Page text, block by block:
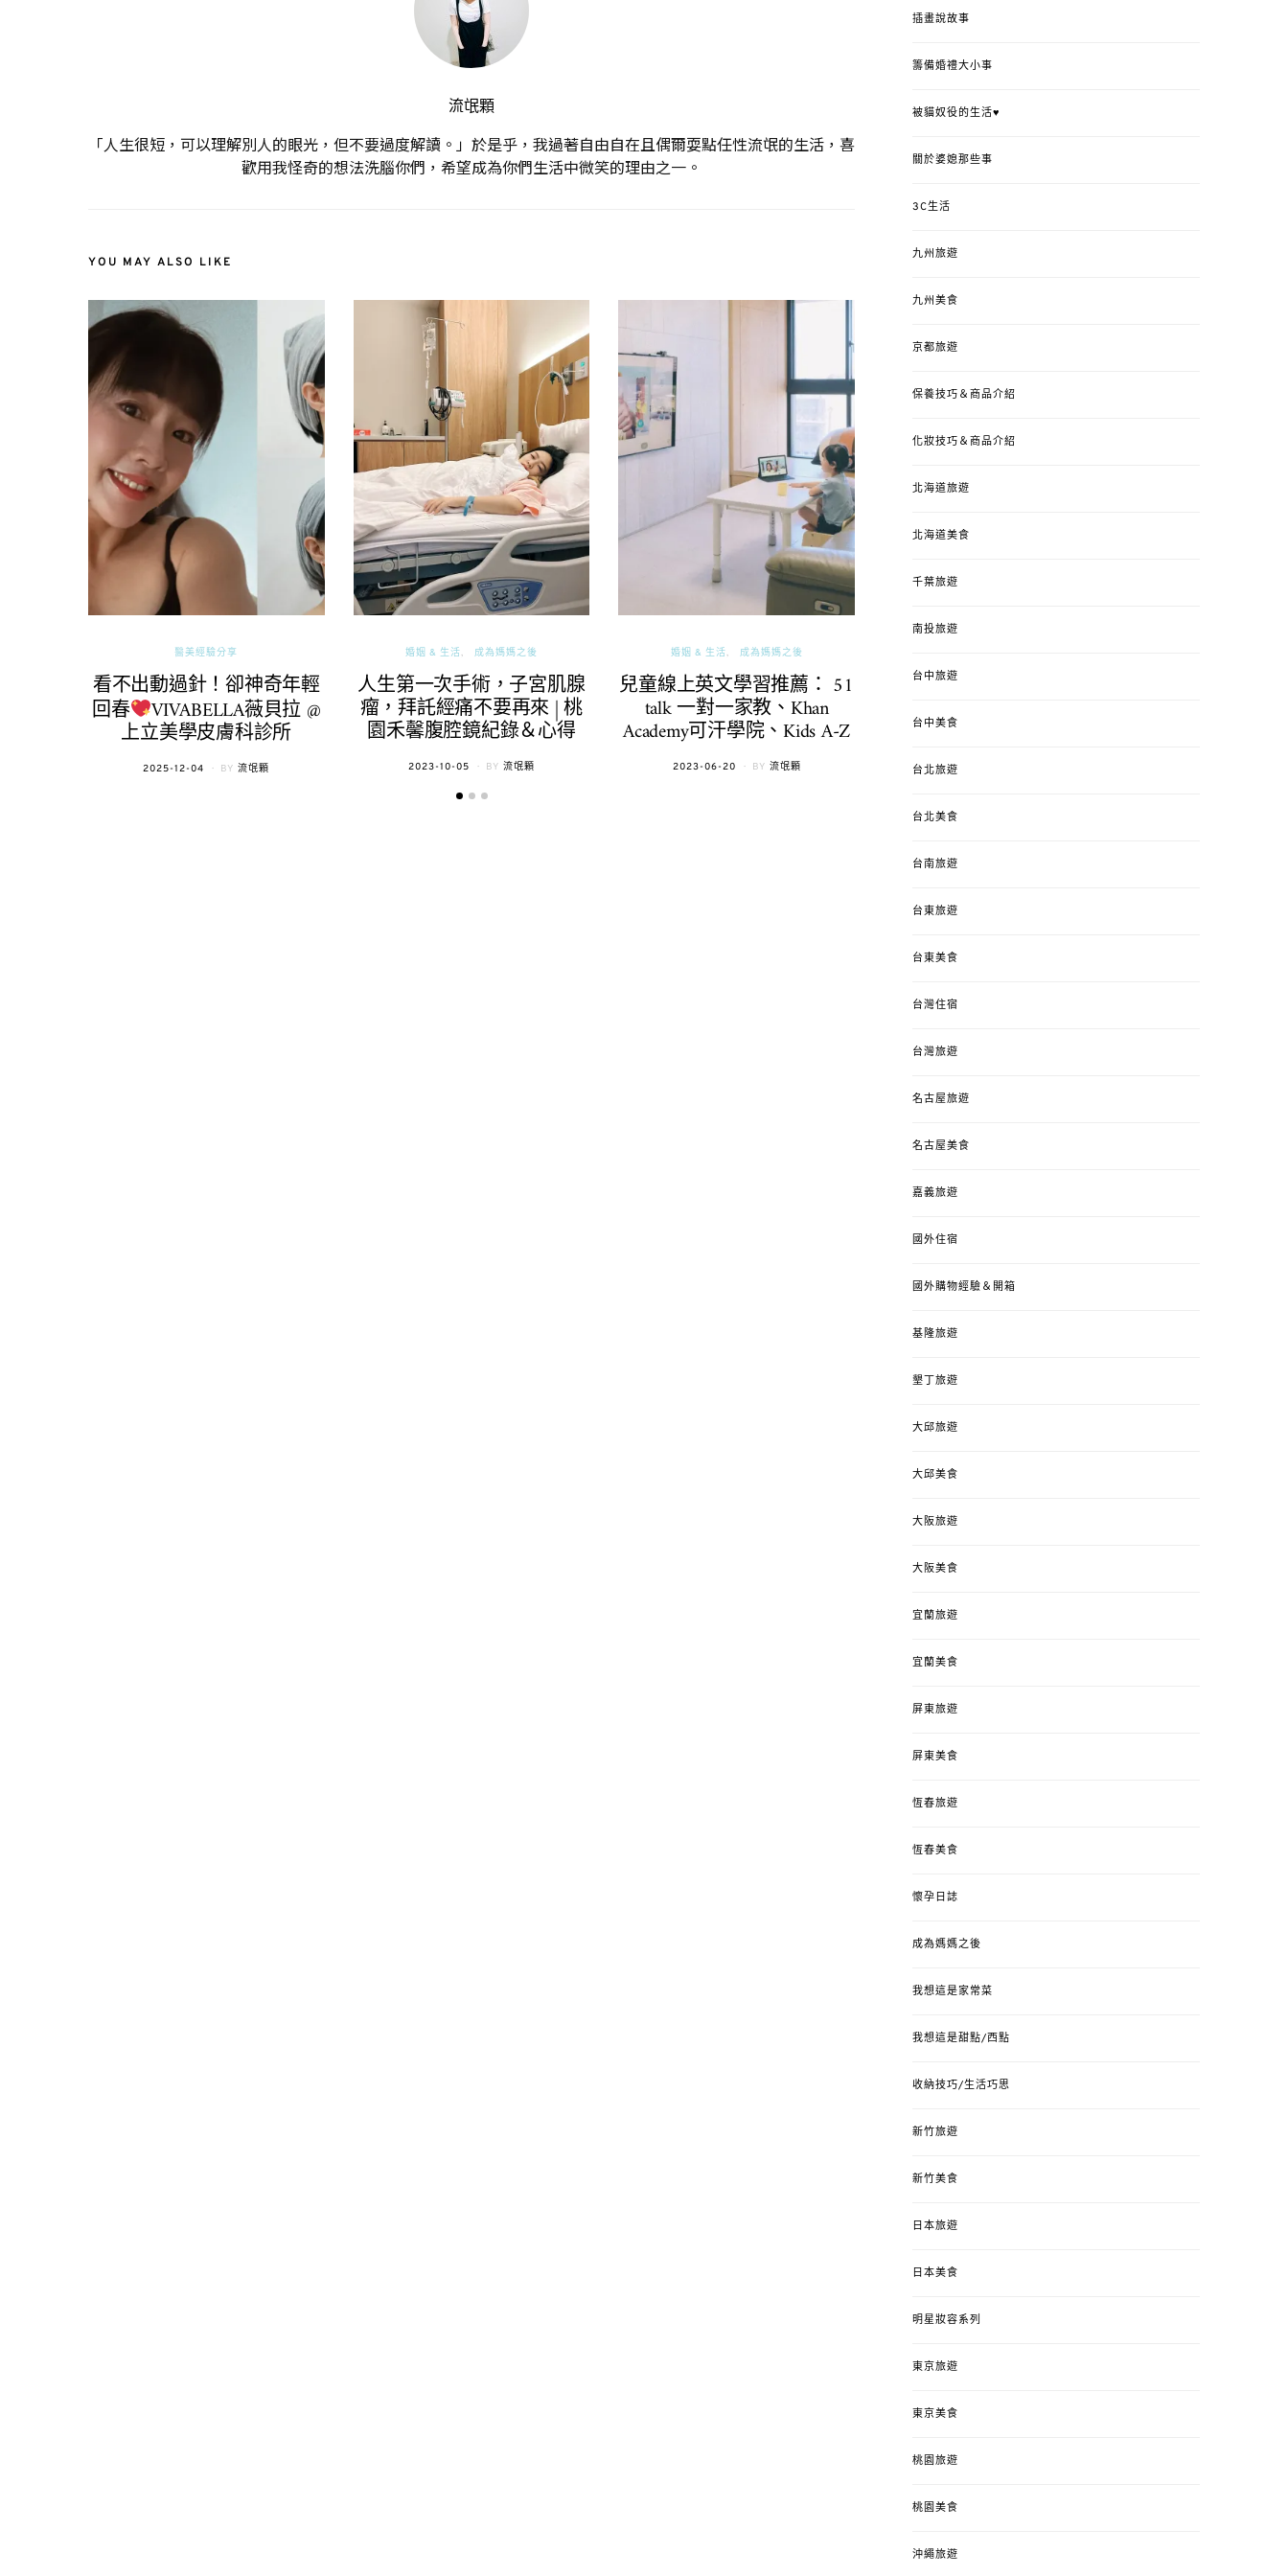
流氓顆
「人生很短，可以理解別人的眼光，但不要過度解讀。」於是乎，我過著自由自在且偶爾耍點任性流氓的生活，喜
歡用我怪奇的想法洗腦你們，希望成為你們生活中微笑的理由之一。
YOU MAY ALSO LIKE
醫美經驗分享
看不出動過針！卻神奇年輕
回春 VIVABELLA薇貝拉 @
上立美學皮膚科診所
POSTED
2025-12-04 BY 流氓顆
婚姻 & 生活 成為媽媽之後
人生第一次手術，子宮肌腺
瘤，拜託經痛不要再來 | 桃
園禾馨腹腔鏡紀錄＆心得
POSTED
2023-10-05 BY 流氓顆
婚姻 & 生活 成為媽媽之後
兒童線上英文學習推薦： 51
talk 一對一家教、Khan
Academy可汗學院、Kids A-Z
POSTED
2023-06-20 BY 流氓顆
4y3m ：視力檢查、練習犯
錯、認識華德福
插畫說故事
籌備婚禮大小事
被貓奴役的生活♥
關於婆媳那些事
3C生活
九州旅遊
九州美食
京都旅遊
保養技巧＆商品介紹
化妝技巧＆商品介紹
北海道旅遊
北海道美食
千葉旅遊
南投旅遊
台中旅遊
台中美食
台北旅遊
台北美食
台南旅遊
台東旅遊
台東美食
台灣住宿
台灣旅遊
名古屋旅遊
名古屋美食
嘉義旅遊
國外住宿
國外購物經驗＆開箱
基隆旅遊
墾丁旅遊
大邱旅遊
大邱美食
大阪旅遊
大阪美食
宜蘭旅遊
宜蘭美食
屏東旅遊
屏東美食
恆春旅遊
恆春美食
懷孕日誌
成為媽媽之後
我想這是家常菜
我想這是甜點/西點
收納技巧/生活巧思
新竹旅遊
新竹美食
日本旅遊
日本美食
明星妝容系列
東京旅遊
東京美食
桃園旅遊
桃園美食
沖繩旅遊